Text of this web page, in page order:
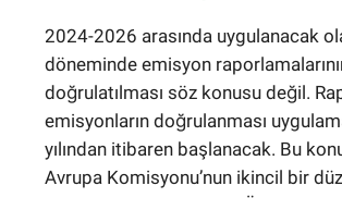
2024-2026 arasında uygulanacak
döneminde emisyon
doğrulatılması söz konusu değil.
emisyonların doğrulanması
yılından itibaren başlanacak. Bu
Avrupa Komisyonu’nun ikincil bir